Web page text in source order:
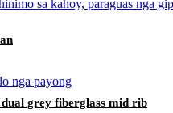
grey fiberglass mid rib